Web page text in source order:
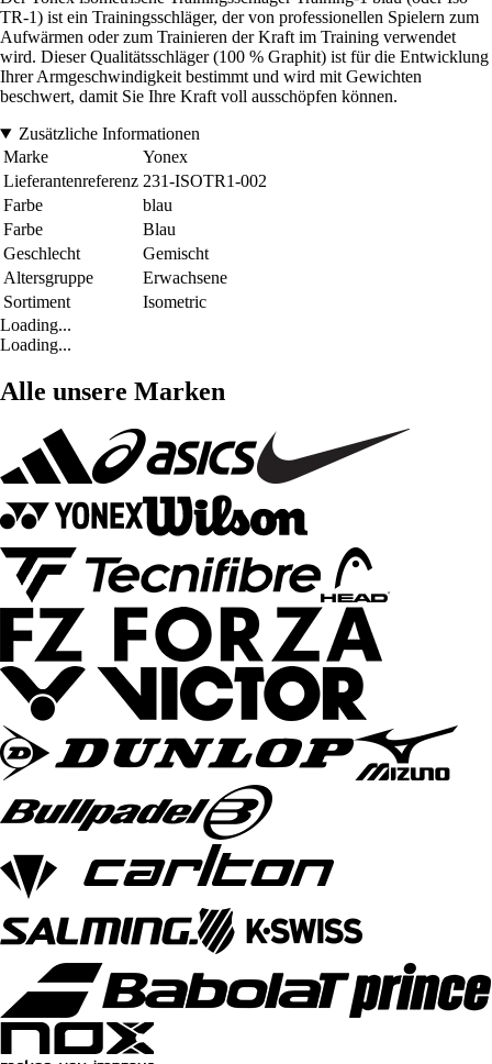
TR-1) ist ein Trainingsschläger, der von professionellen Spielern zum
Aufwärmen oder zum Trainieren der Kraft im Training verwendet
wird. Dieser Qualitätsschläger (100 % Graphit) ist für die Entwicklung
Ihrer Armgeschwindigkeit bestimmt und wird mit Gewichten
beschwert, damit Sie Ihre Kraft voll ausschöpfen können.
Zusätzliche Informationen
Marke
Yonex
Lieferantenreferenz 231-ISOTR1-002
Farbe
blau
Farbe
Blau
Geschlecht
Gemischt
Altersgruppe
Erwachsene
Sortiment
Isometric
Loading...
Loading...
Alle unsere Marken